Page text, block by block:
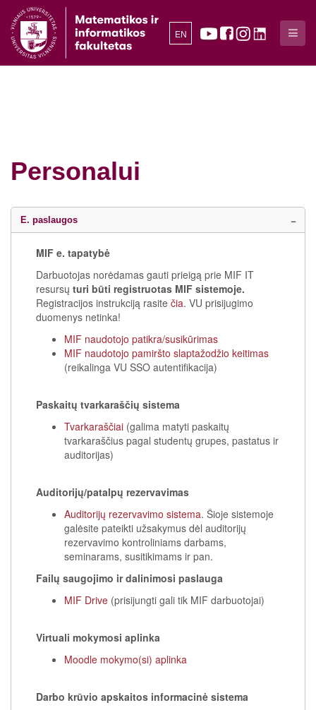
EN
Personalui
E. paslaugos
MIF e. tapatybė
Darbuotojas norėdamas gauti prieigą prie MIF IT
resursų turi būti registruotas MIF sistemoje.
Registracijos instrukciją rasite čia. VU prisijugimo
duomenys netinka!
MIF naudotojo patikra/susikūrimas
MIF naudotojo pamiršto slaptažodžio keitimas
(reikalinga VU SSO autentifikacija)
Paskaitų tvarkaraščių sistema
Tvarkaraščiai (galima matyti paskaitų
tvarkaraščius pagal studentų grupes, pastatus ir
auditorijas)
Auditorijų/patalpų rezervavimas
Auditorijų rezervavimo sistema. Šioje sistemoje
galėsite pateikti užsakymus dėl auditorijų
rezervavimo kontroliniams darbams,
seminarams, susitikimams ir pan.
Failų saugojimo ir dalinimosi paslauga
MIF Drive (prisijungti gali tik MIF darbuotojai)
Virtuali mokymosi aplinka
Moodle mokymo(si) aplinka
Darbo krūvio apskaitos informacinė sistema